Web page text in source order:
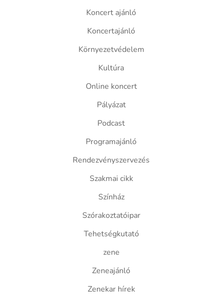
Koncert ajánló
Koncertajánló
Környezetvédelem
Kultúra
Online koncert
Pályázat
Podcast
Programajánló
Rendezvényszervezés
Szakmai cikk
Színház
Szórakoztatóipar
Tehetségkutató
zene
Zeneajánló
Zenekar hírek